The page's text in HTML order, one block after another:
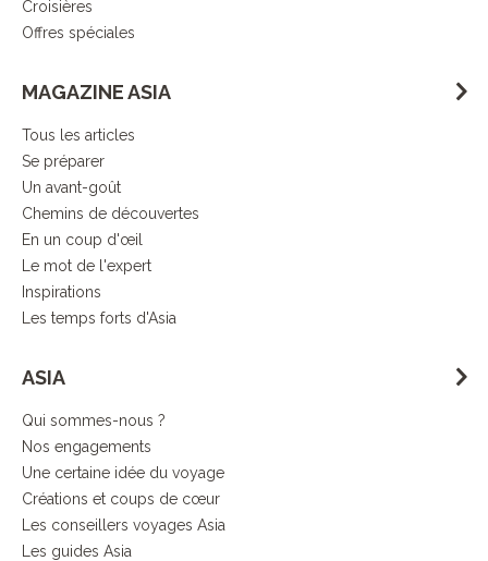
Croisières
Offres spéciales
MAGAZINE ASIA
Tous les articles
Se préparer
Un avant-goût
Chemins de découvertes
En un coup d'œil
Le mot de l'expert
Inspirations
Les temps forts d'Asia
ASIA
Qui sommes-nous ?
Nos engagements
Une certaine idée du voyage
Créations et coups de cœur
Les conseillers voyages Asia
Les guides Asia